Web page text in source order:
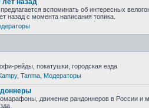
лет назад
вспоминать об интересных
назад с момента написания топика.
рейды, покатушки, городская езда
, Tanma Модераторы
движение рандоннеров в России и